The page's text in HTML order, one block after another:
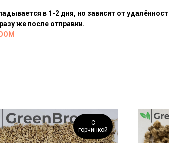
в 1-2 дня, но зависит от
же после отправки.
С
горчинкой